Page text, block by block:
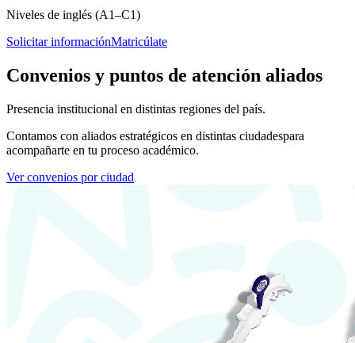
Niveles de inglés (A1–C1)
Solicitar informaciónMatricúlate
Convenios y puntos de atención aliados
Presencia institucional en distintas regiones del país.
Contamos con aliados estratégicos en distintas ciudadespara
acompañarte en tu proceso académico.
Ver convenios por ciudad